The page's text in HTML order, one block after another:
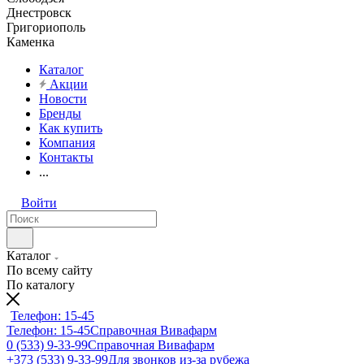
Днестровск
Григориополь
Каменка
Каталог
Акции
Новости
Бренды
Как купить
Компания
Контакты
...
Войти
Каталог
По всему сайту
По каталогу
Телефон: 15-45
Телефон: 15-45Справочная Вивафарм
0 (533) 9-33-99Справочная Вивафарм
+373 (533) 9-33-99Для звонков из-за рубежа